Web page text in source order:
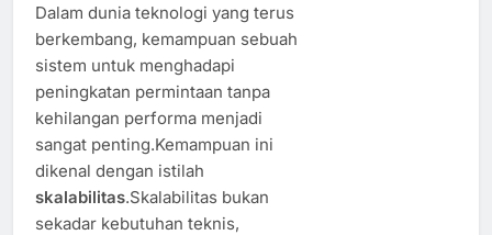
Dalam dunia teknologi yang terus
berkembang, kemampuan sebuah
sistem untuk menghadapi
peningkatan permintaan tanpa
kehilangan performa menjadi
sangat penting.Kemampuan ini
dikenal dengan istilah
skalabilitas.Skalabilitas bukan
sekadar kebutuhan teknis,